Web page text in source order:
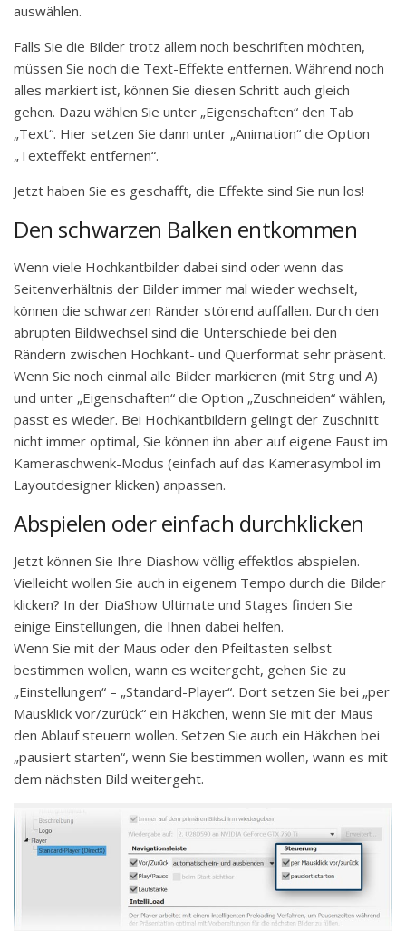
auswählen.
Falls Sie die Bilder trotz allem noch beschriften möchten,
müssen Sie noch die Text-Effekte entfernen. Während noch
alles markiert ist, können Sie diesen Schritt auch gleich
gehen. Dazu wählen Sie unter „Eigenschaften“ den Tab
„Text“. Hier setzen Sie dann unter „Animation“ die Option
„Texteffekt entfernen“.
Jetzt haben Sie es geschafft, die Effekte sind Sie nun los!
Den schwarzen Balken entkommen
Wenn viele Hochkantbilder dabei sind oder wenn das
Seitenverhältnis der Bilder immer mal wieder wechselt,
können die schwarzen Ränder störend auffallen. Durch den
abrupten Bildwechsel sind die Unterschiede bei den
Rändern zwischen Hochkant- und Querformat sehr präsent.
Wenn Sie noch einmal alle Bilder markieren (mit Strg und A)
und unter „Eigenschaften“ die Option „Zuschneiden“ wählen,
passt es wieder. Bei Hochkantbildern gelingt der Zuschnitt
nicht immer optimal, Sie können ihn aber auf eigene Faust im
Kameraschwenk-Modus (einfach auf das Kamerasymbol im
Layoutdesigner klicken) anpassen.
Abspielen oder einfach durchklicken
Jetzt können Sie Ihre Diashow völlig effektlos abspielen.
Vielleicht wollen Sie auch in eigenem Tempo durch die Bilder
klicken? In der DiaShow Ultimate und Stages finden Sie
einige Einstellungen, die Ihnen dabei helfen.
Wenn Sie mit der Maus oder den Pfeiltasten selbst
bestimmen wollen, wann es weitergeht, gehen Sie zu
„Einstellungen“ – „Standard-Player“. Dort setzen Sie bei „per
Mausklick vor/zurück“ ein Häkchen, wenn Sie mit der Maus
den Ablauf steuern wollen. Setzen Sie auch ein Häkchen bei
„pausiert starten“, wenn Sie bestimmen wollen, wann es mit
dem nächsten Bild weitergeht.